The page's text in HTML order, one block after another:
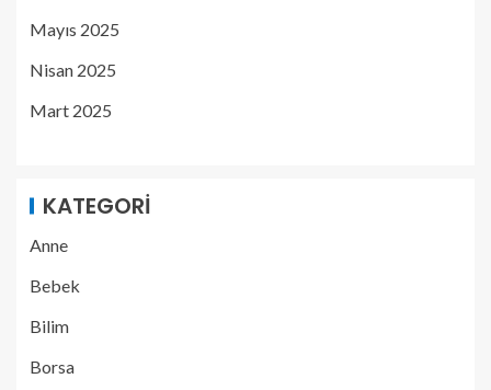
Mayıs 2025
Nisan 2025
Mart 2025
KATEGORI
Anne
Bebek
Bilim
Borsa